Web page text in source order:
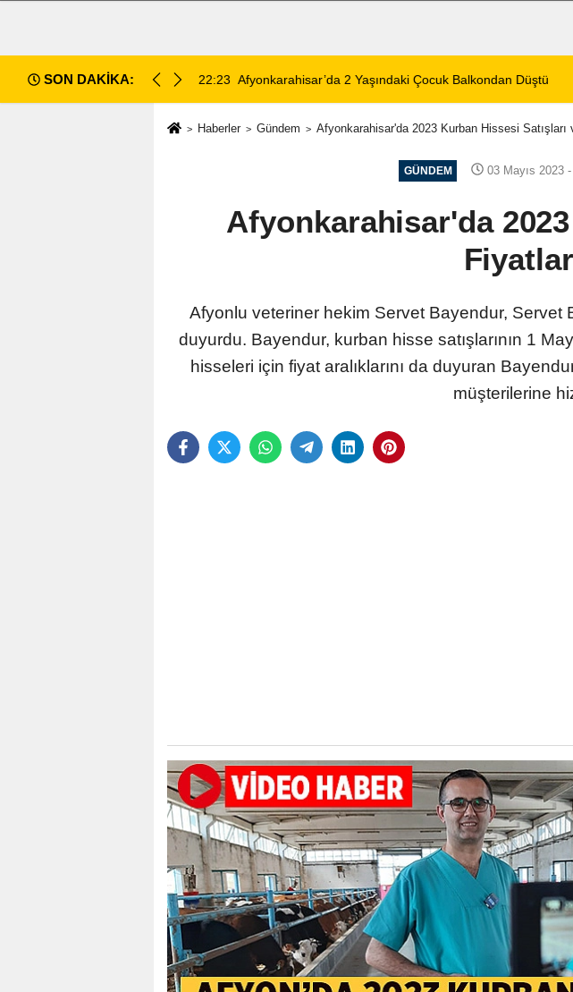
SON DAKİKA:
Tutuklandı 22:23 Afyonkarahisar’da 2 Yaşındaki Çocuk Balkondan Düştü
Haberler Gündem Afyonkarahisar'da 2023 Kurban Hissesi Satışları
GÜNDEM 03 Mayıs 2023
Afyonkarahisar'da
Afyonlu veteriner hekim Servet Bayendur, Servet
duyurdu. Bayendur, kurban hisse satışlarının 1
hisseleri için fiyat aralıklarını da duyuran
müşterilerine